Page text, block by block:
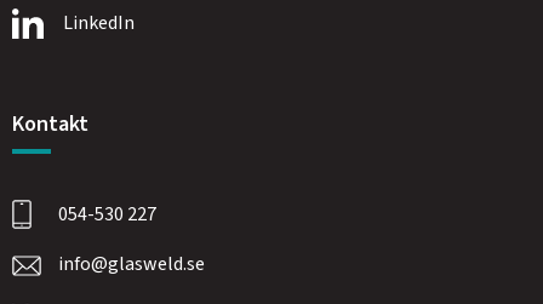
LinkedIn
Kontakt
054-530 227
info@glasweld.se